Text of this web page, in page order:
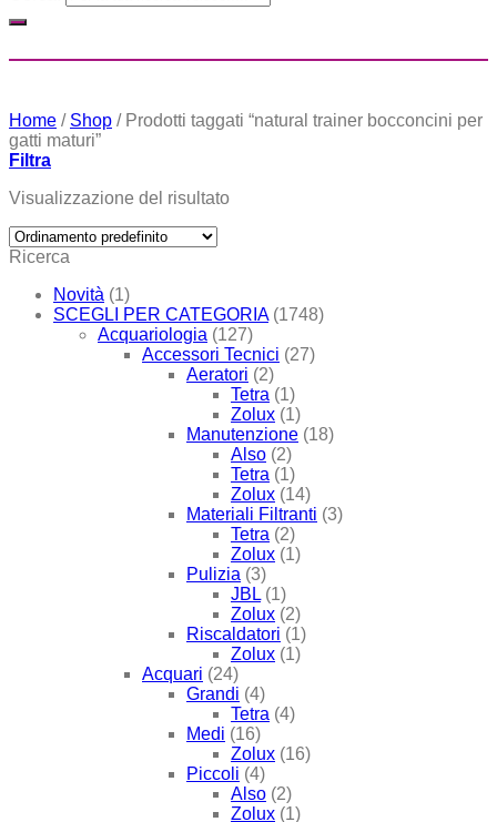
Home / Shop /Prodotti taggati “natural trainer bocconcini per
gatti maturi”
Filtra
Visualizzazione del risultato
Ricerca
Novità (1)
SCEGLI PER CATEGORIA (1748)
Acquariologia (127)
Accessori Tecnici (27)
Aeratori (2)
Tetra (1)
Zolux (1)
Manutenzione (18)
Also (2)
Tetra (1)
Zolux (14)
Materiali Filtranti (3)
Tetra (2)
Zolux (1)
Pulizia (3)
JBL (1)
Zolux (2)
Riscaldatori (1)
Zolux (1)
Acquari (24)
Grandi (4)
Tetra (4)
Medi (16)
Zolux (16)
Piccoli (4)
Also (2)
Zolux (1)